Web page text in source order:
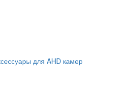
для AHD камер